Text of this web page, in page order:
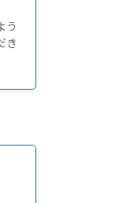
う
き